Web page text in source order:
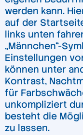
werden kann.
auf der
links unten
„Männchen“-
Einstellungen
können unter
Kontrast,
für
unkompliziert
besteht die
zu lassen.